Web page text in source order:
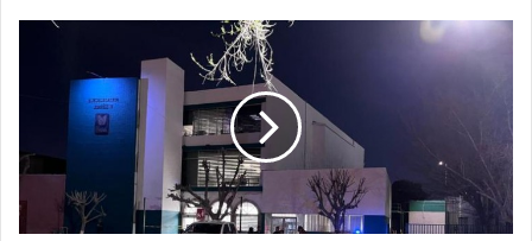
Muere
tras
sufrir
graves
quem4dur4s